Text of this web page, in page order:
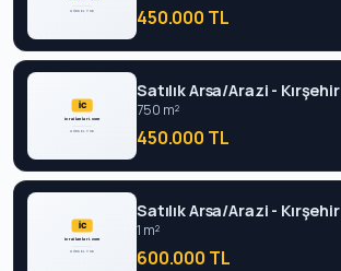
450.000 TL
Satılık Arsa/Arazi - Kırşehir
750 m²
450.000 TL
Satılık Arsa/Arazi - Kırşehir
1 m²
600.000 TL